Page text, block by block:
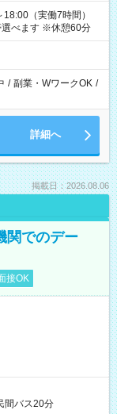
（実働7時間）
べます ※休憩60分
/ 副業・WワークOK /
詳細へ
掲載日：2026.08.06
関でのデー
接OK
間バス20分